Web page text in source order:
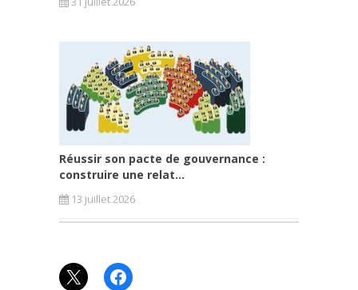
Réussir son pacte de gouvernance :
construire une relat...
13 juillet 2026
X Facebook